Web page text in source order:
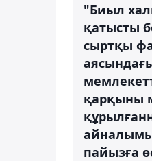
"Биыл
қатысты
сыртқы
қарқыны
айналымы
пайызға